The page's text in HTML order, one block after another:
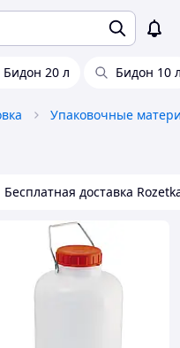
Бидон 20 л Бидон 10
Упаковочные
Бесплатная доставка